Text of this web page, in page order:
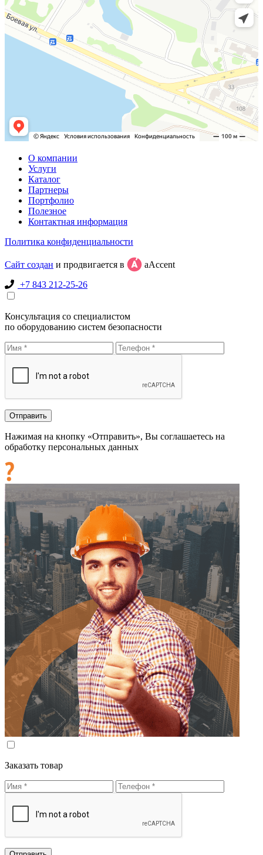
О компании
Услуги
Каталог
Партнеры
Портфолио
Полезное
Контактная информация
Политика конфиденциальности
Сайт создан и продвигается в
aAccent
+7 843 212-25-26
Консультация со специалистом
по оборудованию систем безопасности
Нажимая на кнопку «Отправить», Вы соглашаетесь на
обработку персональных данных
Заказать товар